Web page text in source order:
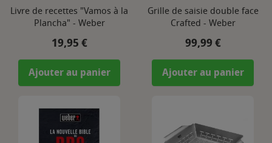
Livre de recettes "Vamos à la
Plancha" - Weber
Prix
19,95 €
Ajouter au panier
Grille de saisie double face
Crafted - Weber
Prix
99,99 €
Ajouter au panier